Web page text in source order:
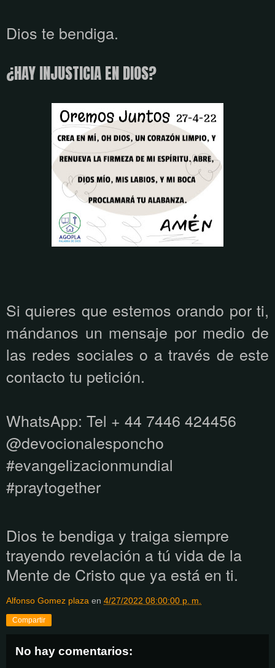
Dios te bendiga.
¿HAY INJUSTICIA EN DIOS?
Si quieres que estemos orando por ti,
mándanos un mensaje por medio de
las redes sociales o a través de este
contacto tu petición.
WhatsApp: Tel + 44 7446 424456
@devocionalesponcho
#evangelizacionmundial
#praytogether
Dios te bendiga y traiga siempre
trayendo revelación a tú vida de la
Mente de Cristo que ya está en ti.
Alfonso Gomez plaza en 4/27/2022 08:00:00 p. m.
Compartir
No hay comentarios: